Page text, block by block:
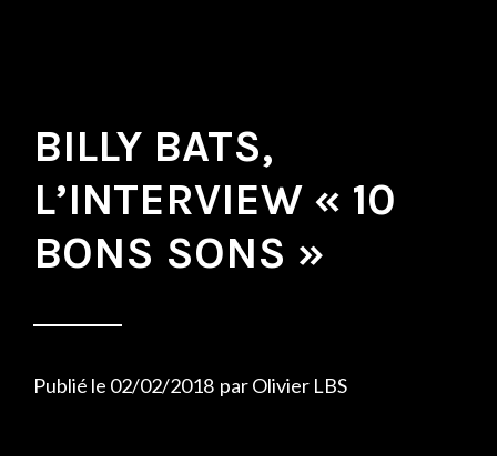
BILLY BATS,
L’INTERVIEW « 10
BONS SONS »
Publié le 02/02/2018 parOlivier LBS